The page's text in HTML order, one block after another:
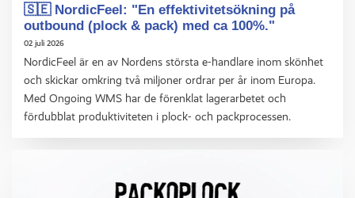
🇸🇪 NordicFeel: "En effektivitetsökning på
outbound (plock & pack) med ca 100%."
02 juli 2026
NordicFeel är en av Nordens största e-handlare inom skönhet
och skickar omkring två miljoner ordrar per år inom Europa.
Med Ongoing WMS har de förenklat lagerarbetet och
fördubblat produktiviteten i plock- och packprocessen.